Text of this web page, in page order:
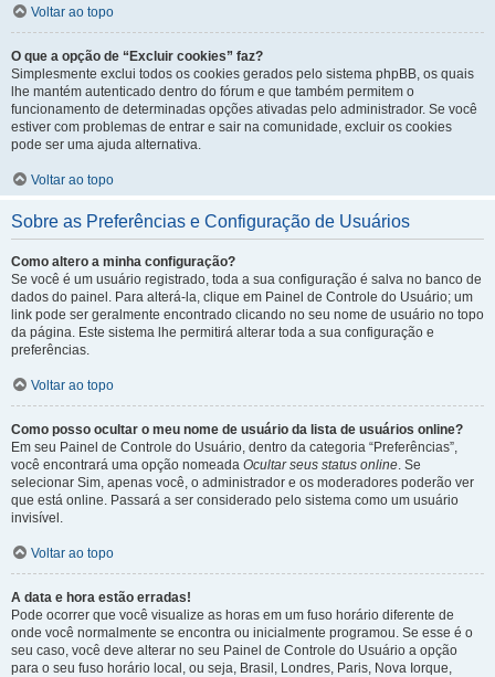
Voltar ao topo
O que a opção de “Excluir cookies” faz?
Simplesmente exclui todos os cookies gerados pelo sistema phpBB, os quais
lhe mantém autenticado dentro do fórum e que também permitem o
funcionamento de determinadas opções ativadas pelo administrador. Se você
estiver com problemas de entrar e sair na comunidade, excluir os cookies
pode ser uma ajuda alternativa.
Voltar ao topo
Sobre as Preferências e Configuração de Usuários
Como altero a minha configuração?
Se você é um usuário registrado, toda a sua configuração é salva no banco de
dados do painel. Para alterá-la, clique em Painel de Controle do Usuário; um
link pode ser geralmente encontrado clicando no seu nome de usuário no topo
da página. Este sistema lhe permitirá alterar toda a sua configuração e
preferências.
Voltar ao topo
Como posso ocultar o meu nome de usuário da lista de usuários online?
Em seu Painel de Controle do Usuário, dentro da categoria “Preferências”,
você encontrará uma opção nomeada Ocultar seus status online. Se
selecionar Sim, apenas você, o administrador e os moderadores poderão ver
que está online. Passará a ser considerado pelo sistema como um usuário
invisível.
Voltar ao topo
A data e hora estão erradas!
Pode ocorrer que você visualize as horas em um fuso horário diferente de
onde você normalmente se encontra ou inicialmente programou. Se esse é o
seu caso, você deve alterar no seu Painel de Controle do Usuário a opção
para o seu fuso horário local, ou seja, Brasil, Londres, Paris, Nova Iorque,